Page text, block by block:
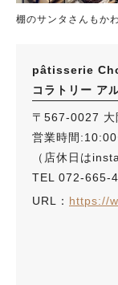
棚のサンタさんもか
pâtisserie
コラトリー アル
〒567-0027 大
営業時間
（店休日は
TEL 072-665-
URL： https://